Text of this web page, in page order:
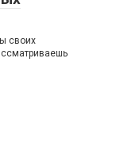
своих